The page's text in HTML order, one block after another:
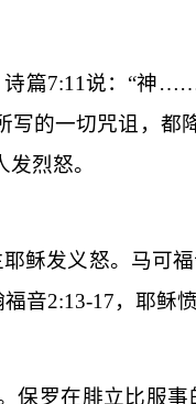
篇7:11说：“神……
的一切咒诅，
烈怒。
稣发义怒。马可
福音2:13-17，耶稣
保罗在腓立比服